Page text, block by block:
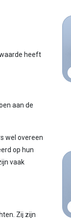
heeft
aan de
wel overeen
op hun
vaak
Zij zijn